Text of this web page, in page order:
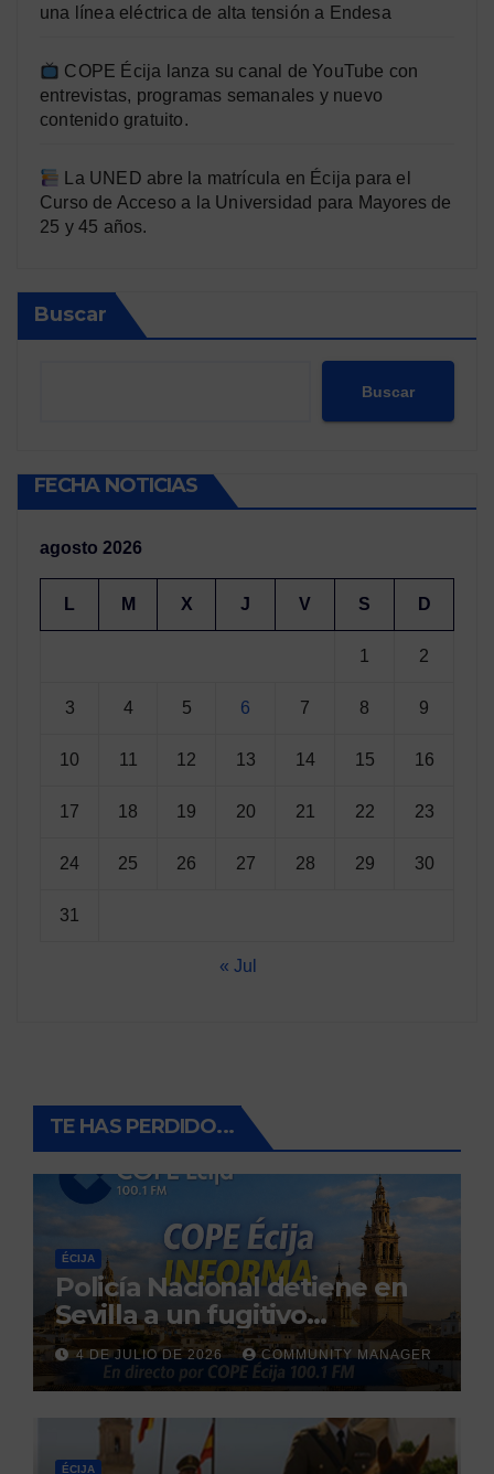
una línea eléctrica de alta tensión a Endesa
COPE Écija lanza su canal de YouTube con
entrevistas, programas semanales y nuevo
contenido gratuito.
La UNED abre la matrícula en Écija para el
Curso de Acceso a la Universidad para Mayores de
25 y 45 años.
Buscar
Buscar
FECHA NOTICIAS
agosto 2026
L M X J V S D
1 2
3 4 5 6 7 8 9
10 11 12 13 14 15 16
17 18 19 20 21 22 23
24 25 26 27 28 29 30
31
« Jul
TE HAS PERDIDO...
ÉCIJA
Policía Nacional detiene en
Sevilla a un fugitivo
reclamado por narcotráfico
tras no regresar a prisión
durante un permiso
penitenciario
4 DE JULIO DE 2026 COMMUNITY MANAGER
ÉCIJA